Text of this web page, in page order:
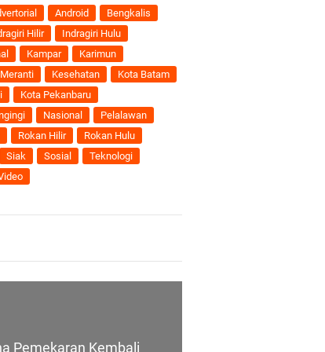
Andal
Nyata
Android
Bengkalis
Hilir
Indragiri Hulu
Kampar
Karimun
Kesehatan
Kota Batam
Kota Pekanbaru
Nasional
Pelalawan
Rokan Hilir
Rokan Hulu
Siak Sosial
Teknologi
Pemekaran Kembali